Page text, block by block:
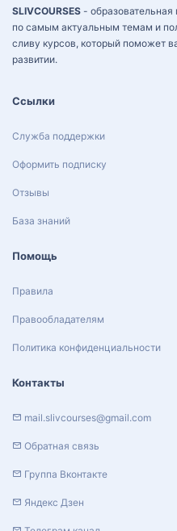
SLIVCOURSES -
по самым актуальным темам и
сливу курсов, который поможет
развитии.
Ссылки
Служба поддержки
Оформить подписку
Отзывы
База знаний
Помощь
Правила
Правообладателям
Политика конфиденциальности
Контакты
mail.slivcourses@gmail.com
Обратная связь
Группа Вконтакте
Яндекс Дзен